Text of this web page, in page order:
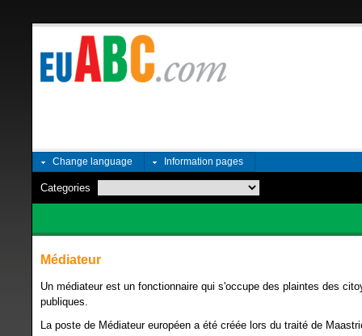
Change language Information pages
Categories
Médiateur
Un médiateur est un fonctionnaire qui s'occupe des plaintes des
publiques.
La poste de Médiateur européen a été créée lors du traité de